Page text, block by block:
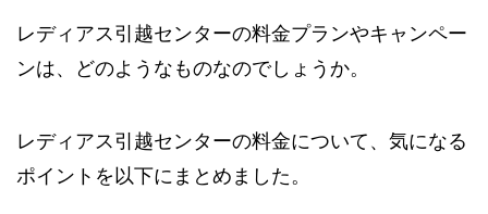
レディアス引越センターの料金プランやキャンペー
ンは、どのようなものなのでしょうか。
レディアス引越センターの料金について、気になる
ポイントを以下にまとめました。